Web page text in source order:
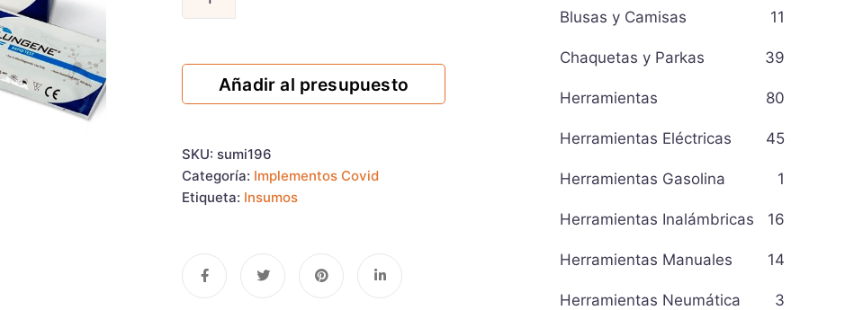
Añadir al presupuesto
SKU: sumi196
Categoría: Implementos Covid
Etiqueta: Insumos
Blusas y Camisas 11
Chaquetas y Parkas 39
Herramientas 80
Herramientas Eléctricas 45
Herramientas Gasolina 1
Herramientas Inalámbricas 16
Herramientas Manuales 14
Herramientas Neumática 3